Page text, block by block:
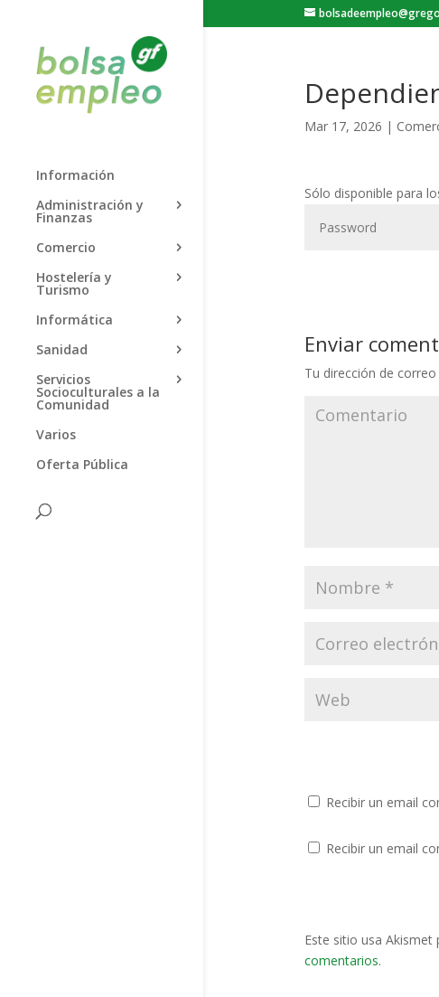
Información
Administración y
Finanzas
Comercio
Hostelería y
Turismo
Informática
Sanidad
Servicios
Socioculturales a la
Comunidad
Varios
Oferta Pública
Mar 17, 2026 |
Sólo disponible para
Enviar
Tu dirección de
Recibir un email
Recibir un email
Este sitio usa Akismet
comentarios.